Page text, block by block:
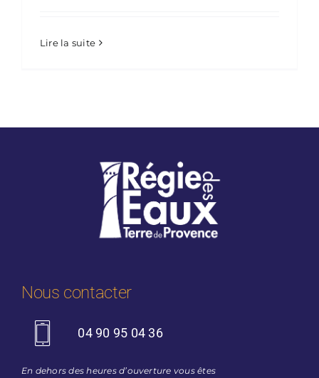
Lire la suite
Nous contacter
04 90 95 04 36
En dehors des heures d’ouverture vous êtes